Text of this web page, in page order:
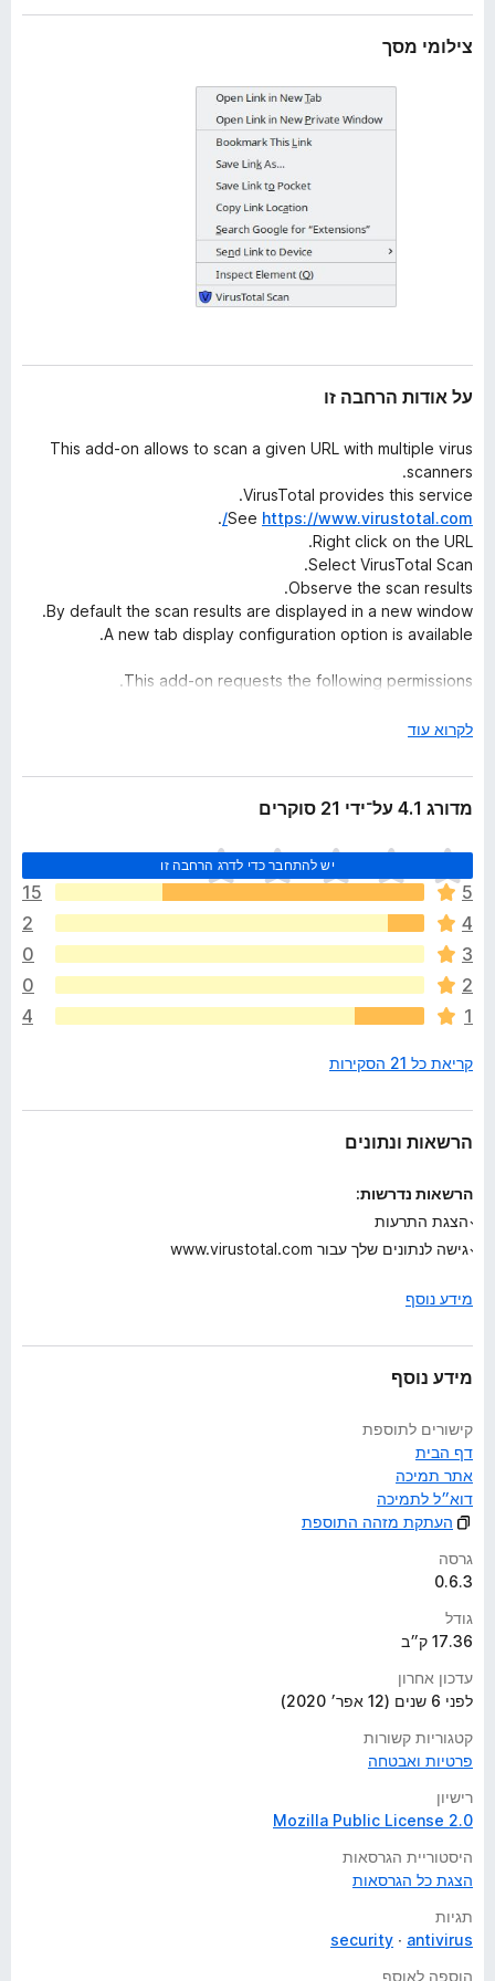
o
צילומי מסך
על אודות הרחבה זו
This add-on allows to scan a given URL with multiple virus
scanners.
VirusTotal provides this service.
See https://www.virustotal.com/
.
Right click on the URL.
Select VirusTotal Scan.
Observe the scan results.
By default the scan results are displayed in a new window.
A new tab display configuration option is available.
This add-on requests the following permissions.
perform the scan.
problem support, or suggestions use
https://github.com/2000me/vtscan/issues
Contributions such as localizations are welcome as pull
requests.
https://github.com/2000me/vtscan/pulls
.
י
ל
ר
ב
כ
ד
י
לקרוא עוד
מדורג 4.1 על־ידי 21 סוקרים
יש להתחבר כדי לדרג הרחבה זו
א
י
ן
ד
י
ר
ו
ג
ם
ד
י
5
15
4
2
3
0
2
0
1
4
קריאת כל 21 הסקירות
הרשאות ונתונים
הרשאות נדרשות:
הצגת התרעות
גישה לנתונים שלך עבור www.virustotal.com
מידע נוסף
מידע נוסף
קישורים לתוספת
דף הבית
אתר תמיכה
דוא״ל לתמיכה
העתקת מזהה התוספת
גרסה
0.6.3
גודל
17.36 ק״ב
עדכון אחרון
לפני 6 שנים (12 אפר׳ 2020)
קטגוריות קשורות
פרטיות ואבטחה
רישיון
Mozilla Public License 2.0
היסטוריית הגרסאות
הצגת כל הגרסאות
תגיות
antivirus
security
הוספה לאוסף